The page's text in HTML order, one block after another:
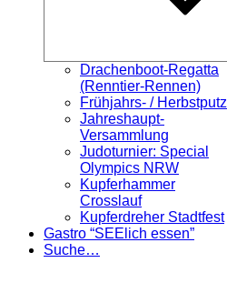
Drachenboot-Regatta
(Renntier-Rennen)
Frühjahrs- / Herbstputz
Jahreshaupt-
Versammlung
Judoturnier: Special
Olympics NRW
Kupferhammer
Crosslauf
Kupferdreher Stadtfest
Gastro “SEElich essen”
Suche…